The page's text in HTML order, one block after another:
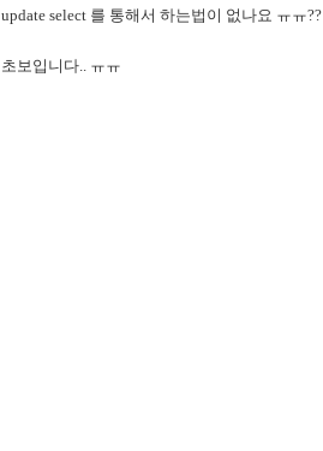
update select 를 통해서 하는법이 없나요 ㅠㅠ??
초보입니다.. ㅠㅠ